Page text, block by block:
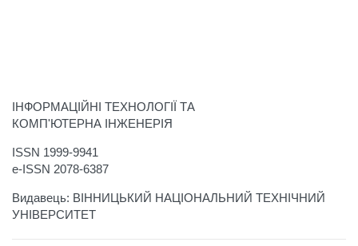
ІНФОРМАЦІЙНІ ТЕХНОЛОГІЇ ТА
КОМП'ЮТЕРНА ІНЖЕНЕРІЯ
ISSN 1999-9941
e-ISSN 2078-6387
Видавець: ВІННИЦЬКИЙ НАЦІОНАЛЬНИЙ ТЕХНІЧНИЙ
УНІВЕРСИТЕТ